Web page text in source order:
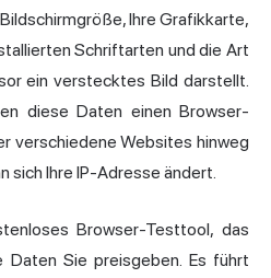
Ihre Grafikkarte,
Schriftarten und die Art
ein verstecktes Bild darstellt.
diese Daten einen Browser-
verschiedene Websites hinweg
sich Ihre IP-Adresse ändert.
Browser-Testtool, das
Daten Sie preisgeben. Es führt